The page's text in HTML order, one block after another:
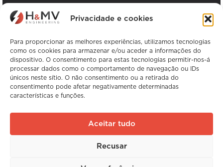
Privacidade e cookies
Para proporcionar as melhores experiências, utilizamos tecnologias
como os cookies para armazenar e/ou aceder a informações do
dispositivo. O consentimento para estas tecnologias permitir-nos-á
processar dados como o comportamento de navegação ou IDs
únicos neste sítio. O não consentimento ou a retirada do
consentimento pode afetar negativamente determinadas
características e funções.
Aceitar tudo
Recusar
Os nossos escritórios .
Copyright © H&MV Engineering. Todos os
direitos reservados.
Sítio Web da Avalanche